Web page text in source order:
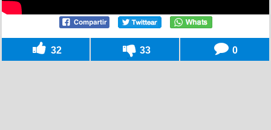
32 33 0